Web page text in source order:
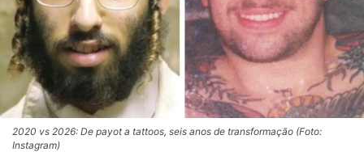
2020 vs 2026: De payot a tattoos, seis anos de transformação (Foto:
Instagram)